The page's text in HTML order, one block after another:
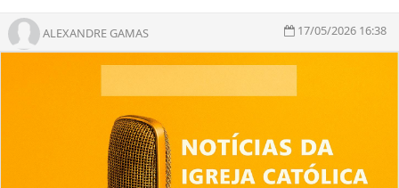
ALEXANDRE GAMAS 17/05/2026 16:38